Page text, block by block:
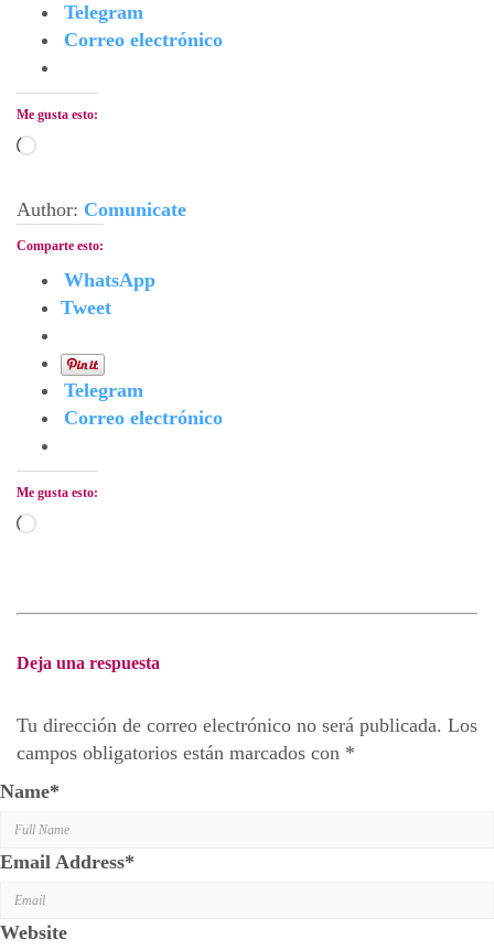
Telegram
Correo electrónico
Me gusta esto:
Cargando...
Author: Comunicate
Comparte esto:
WhatsApp
Tweet
Telegram
Correo electrónico
Me gusta esto:
Cargando...
Deja una respuesta
Tu dirección de correo electrónico no será publicada. Los
campos obligatorios están marcados con *
Name*
Email Address*
Website